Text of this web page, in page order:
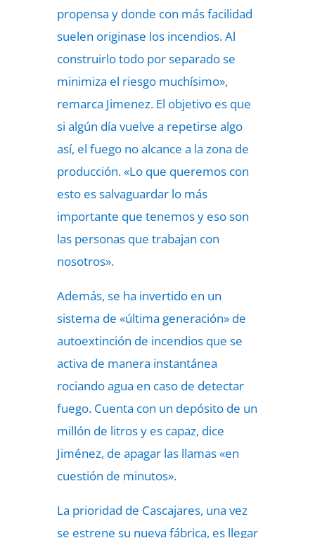
propensa y donde con más facilidad
suelen originase los incendios. Al
construirlo todo por separado se
minimiza el riesgo muchísimo»,
remarca Jimenez. El objetivo es que
si algún día vuelve a repetirse algo
así, el fuego no alcance a la zona de
producción. «Lo que queremos con
esto es salvaguardar lo más
importante que tenemos y eso son
las personas que trabajan con
nosotros».
Además, se ha invertido en un
sistema de «última generación» de
autoextinción de incendios que se
activa de manera instantánea
rociando agua en caso de detectar
fuego. Cuenta con un depósito de un
millón de litros y es capaz, dice
Jiménez, de apagar las llamas «en
cuestión de minutos».
La prioridad de Cascajares, una vez
se estrene su nueva fábrica, es llegar